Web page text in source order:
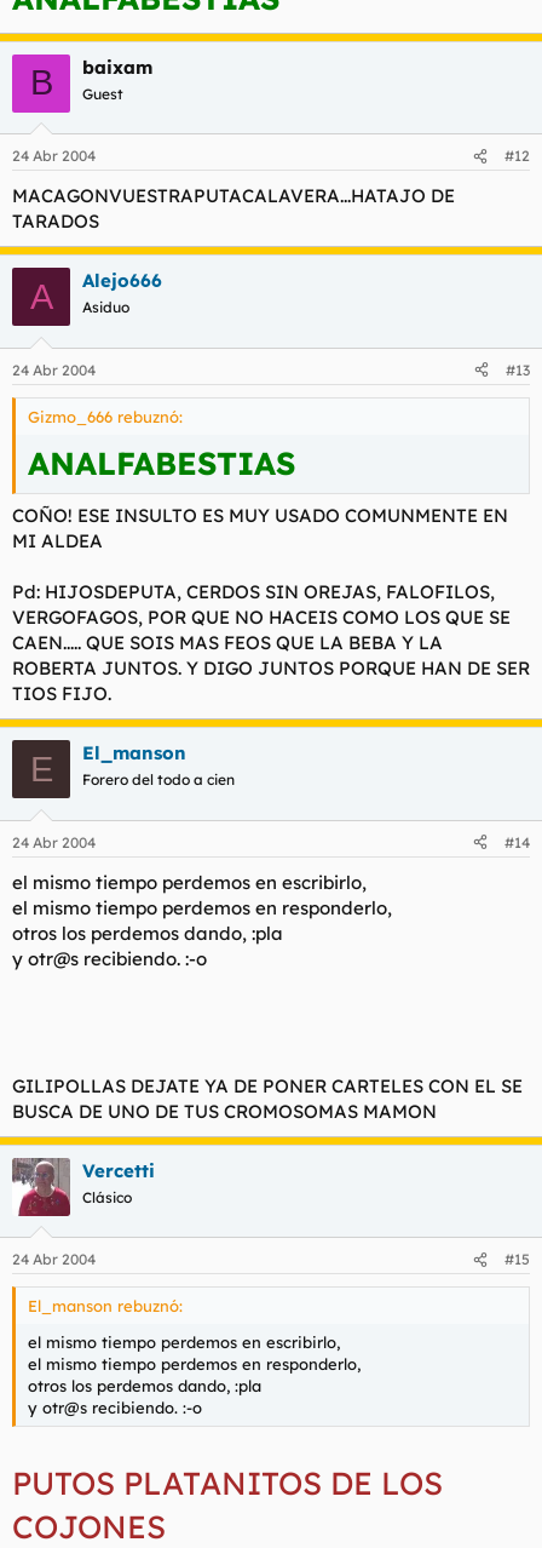
B baixam
Guest
24 Abr 2004 #12
MACAGONVUESTRAPUTACALAVERA...HATAJO DE
TARADOS
A Alejo666
Asiduo
24 Abr 2004 #13
Gizmo_666 rebuznó:
ANALFABESTIAS
COÑO! ESE INSULTO ES MUY USADO COMUNMENTE EN
MI ALDEA
Pd: HIJOSDEPUTA, CERDOS SIN OREJAS, FALOFILOS,
VERGOFAGOS, POR QUE NO HACEIS COMO LOS QUE SE
CAEN..... QUE SOIS MAS FEOS QUE LA BEBA Y LA
ROBERTA JUNTOS. Y DIGO JUNTOS PORQUE HAN DE SER
TIOS FIJO.
E El_manson
Forero del todo a cien
24 Abr 2004 #14
el mismo tiempo perdemos en escribirlo,
el mismo tiempo perdemos en responderlo,
otros los perdemos dando, :pla
y otr@s recibiendo. :-o
GILIPOLLAS DEJATE YA DE PONER CARTELES CON EL SE
BUSCA DE UNO DE TUS CROMOSOMAS MAMON
Vercetti
Clásico
24 Abr 2004 #15
El_manson rebuznó:
el mismo tiempo perdemos en escribirlo,
el mismo tiempo perdemos en responderlo,
otros los perdemos dando, :pla
y otr@s recibiendo. :-o
PUTOS PLATANITOS DE LOS
COJONES